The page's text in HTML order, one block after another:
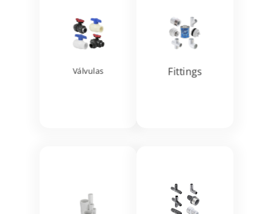
Válvulas

Ver más
Fittings

Ver más
Ver más Ver más